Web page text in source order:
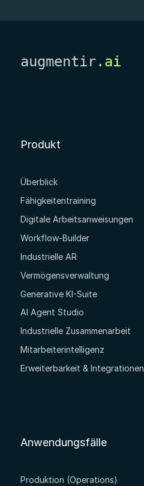
augmentir. ai
Produkt
Überblick
Fähigkeitentraining
Digitale Arbeitsanweisungen
Workflow-Builder
Industrielle AR
Vermögensverwaltung
Generative KI-Suite
AI Agent Studio
Industrielle Zusammenarbeit
Mitarbeiterintelligenz
Erweiterbarkeit & Integrationen
Anwendungsfälle
Produktion (Operations)